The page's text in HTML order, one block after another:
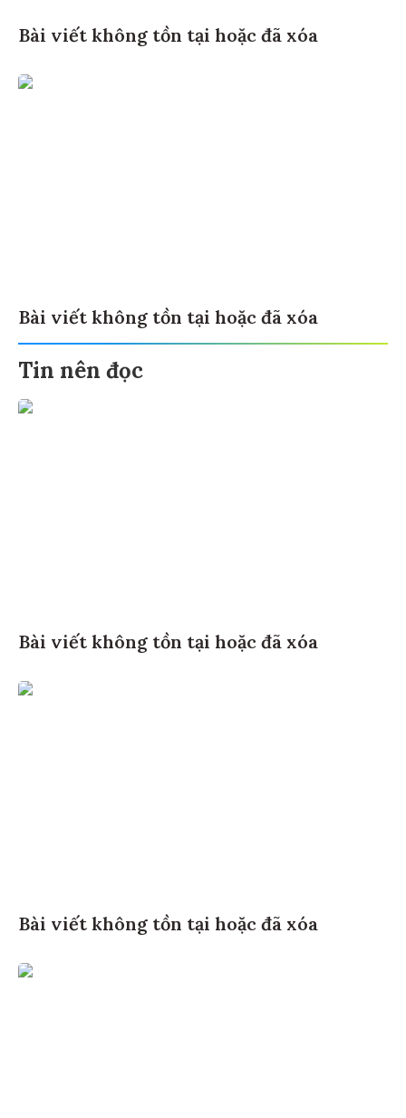
Bài viết không tồn tại hoặc đã xóa
Bài viết không tồn tại hoặc đã xóa
Tin nên đọc
Bài viết không tồn tại hoặc đã xóa
Bài viết không tồn tại hoặc đã xóa